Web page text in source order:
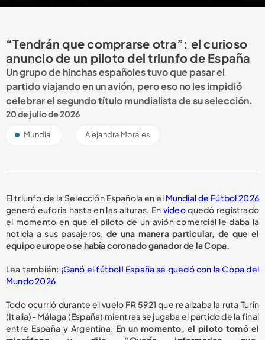
“Tendrán que comprarse otra”: el curioso
anuncio de un piloto del triunfo de España
Un grupo de hinchas españoles tuvo que pasar el
partido viajando en un avión, pero eso no les impidió
celebrar el segundo título mundialista de su selección.
20 de julio de 2026
Mundial Alejandra Morales
El triunfo de la Selección Española en elMundial de Fútbol 2026
generó euforia hasta en las alturas. En videoquedó registrado
el momento en que el piloto de un avión comercial le daba la
noticia a sus pasajeros, de una manera particular, de que el
equipo europeo se había coronado ganador de la Copa.
Lea también: ¡Ganó el fútbol! España se quedó con la Copa del
Mundo 2026
Todo ocurrió durante el vuelo FR 5921 que realizaba la ruta Turín
(Italia)- Málaga (España) mientras se jugaba el partido de la final
entre España y Argentina. En un momento, el piloto tomó el